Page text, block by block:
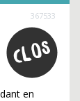
367533
en